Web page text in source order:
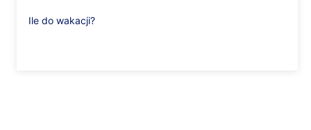
Ile do wakacji?